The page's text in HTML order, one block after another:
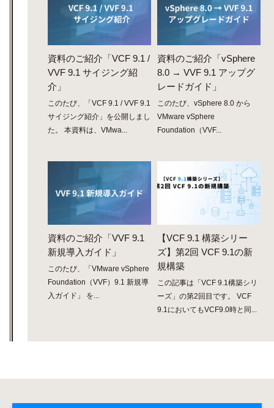
資料のご紹介「VCF 9.1 /
VVF 9.1 サイジング紹
介」
このたび、「VCF 9.1 / VVF 9.1
サイジング紹介」を公開しまし
た。 本資料は、VMwa...
資料のご紹介「vSphere
8.0 → VVF 9.1 アップグ
レードガイド」
このたび、vSphere 8.0 から
VMware vSphere
Foundation（VVF...
資料のご紹介「VVF 9.1
新規導入ガイド」
このたび、「VMware vSphere
Foundation（VVF）9.1 新規導
入ガイド」 を...
【VCF 9.1 構築シリー
ズ】第2回 VCF 9.1の新
規構築
この記事は「VCF 9.1構築シリ
ーズ」の第2回目です。 VCF
9.1においてもVCF9.0時と同...